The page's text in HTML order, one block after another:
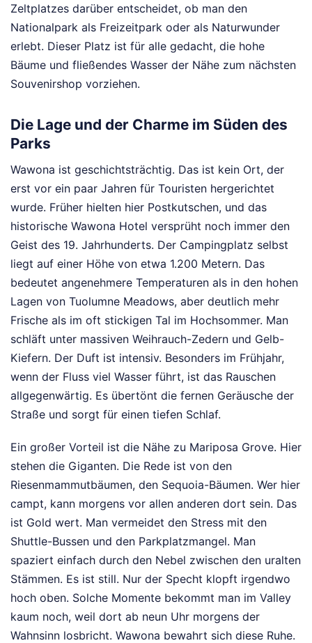
Zeltplatzes darüber entscheidet, ob man den
Nationalpark als Freizeitpark oder als Naturwunder
erlebt. Dieser Platz ist für alle gedacht, die hohe
Bäume und fließendes Wasser der Nähe zum nächsten
Souvenirshop vorziehen.
Die Lage und der Charme im Süden des
Parks
Wawona ist geschichtsträchtig. Das ist kein Ort, der
erst vor ein paar Jahren für Touristen hergerichtet
wurde. Früher hielten hier Postkutschen, und das
historische Wawona Hotel versprüht noch immer den
Geist des 19. Jahrhunderts. Der Campingplatz selbst
liegt auf einer Höhe von etwa 1.200 Metern. Das
bedeutet angenehmere Temperaturen als in den hohen
Lagen von Tuolumne Meadows, aber deutlich mehr
Frische als im oft stickigen Tal im Hochsommer. Man
schläft unter massiven Weihrauch-Zedern und Gelb-
Kiefern. Der Duft ist intensiv. Besonders im Frühjahr,
wenn der Fluss viel Wasser führt, ist das Rauschen
allgegenwärtig. Es übertönt die fernen Geräusche der
Straße und sorgt für einen tiefen Schlaf.
Ein großer Vorteil ist die Nähe zu Mariposa Grove. Hier
stehen die Giganten. Die Rede ist von den
Riesenmammutbäumen, den Sequoia-Bäumen. Wer hier
campt, kann morgens vor allen anderen dort sein. Das
ist Gold wert. Man vermeidet den Stress mit den
Shuttle-Bussen und den Parkplatzmangel. Man
spaziert einfach durch den Nebel zwischen den uralten
Stämmen. Es ist still. Nur der Specht klopft irgendwo
hoch oben. Solche Momente bekommt man im Valley
kaum noch, weil dort ab neun Uhr morgens der
Wahnsinn losbricht. Wawona bewahrt sich diese Ruhe.